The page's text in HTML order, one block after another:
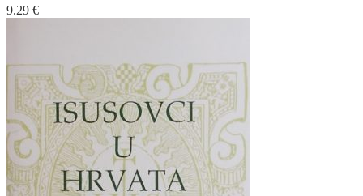
9.29 €